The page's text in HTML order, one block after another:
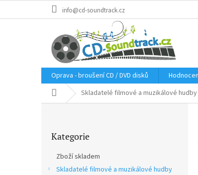
info@cd-soundtrack.cz
Oprava - broušení CD / DVD disků
Domů Skladatelé filmové a muzikálové hudby
kategorie
Kategorie
Zboží skladem
Skladatelé filmové a muzikálové hudby